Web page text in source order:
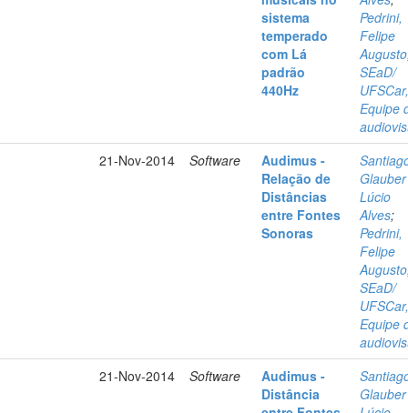
sistema
temperado
com Lá
padrão
440Hz
Pedrini,
Felipe
Augusto
SEaD/
UFSCar,
Equipe
21-Nov-2014
Software
Audimus -
Relação de
Distâncias
entre Fontes
Sonoras
Glauber
Lúcio
Alves;
Pedrini,
Felipe
Augusto
SEaD/
UFSCar,
Equipe
21-Nov-2014
Software
Audimus -
Distância
Glauber